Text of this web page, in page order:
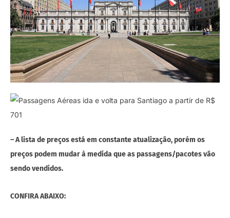
– A lista de preços está em constante atualização, porém os
preços podem mudar à medida que as passagens/pacotes vão
sendo vendidos.
CONFIRA ABAIXO: